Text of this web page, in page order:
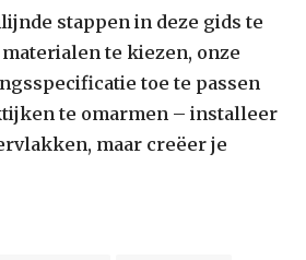
stappen in deze gids te
te kiezen, onze
toe te passen
te omarmen – installeer
maar creëer je